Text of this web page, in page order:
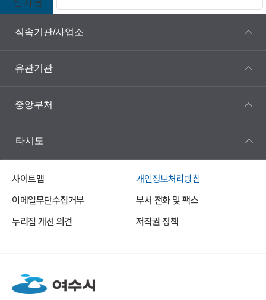
전 지 음
직속기관/사업소
유관기관
중앙부처
타시도
사이트맵
개인정보처리방침
이메일무단수집거부
부서 전화 및 팩스
누리집 개선 의견
저작권 정책